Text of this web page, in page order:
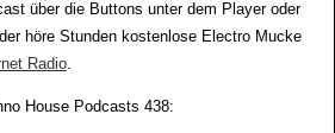
über die Buttons unter dem Player oder
höre Stunden kostenlose Electro Mucke
Radio.
House Podcasts 438: